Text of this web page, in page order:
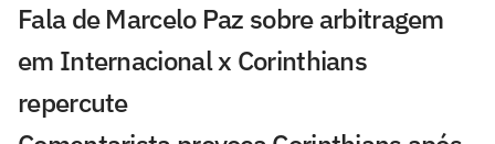
Fala de Marcelo Paz sobre arbitragem
em Internacional x Corinthians
repercute